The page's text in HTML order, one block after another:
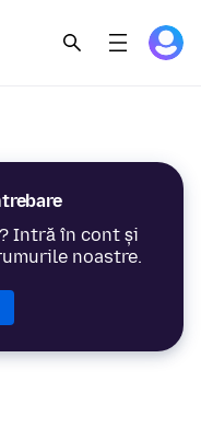
Intră în cont și
noastre.